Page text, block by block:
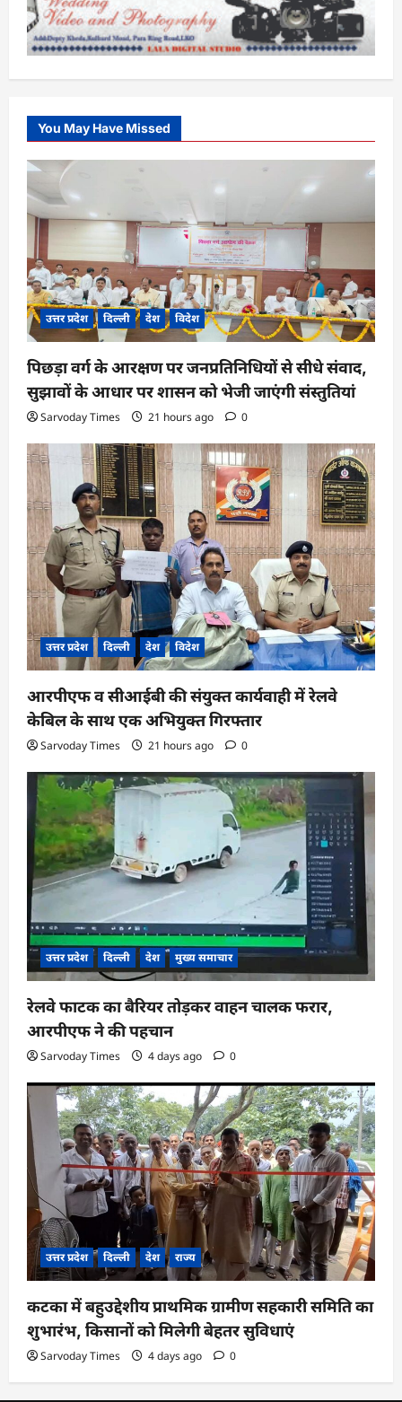
You May Have Missed
उत्तर प्रदेश दिल्ली देश विदेश
पिछड़ा वर्ग के आरक्षण पर जनप्रतिनिधियों से सीधे संवाद,
सुझावों के आधार पर शासन को भेजी जाएंगी संस्तुतियां
Sarvoday Times 21 hours ago 0
उत्तर प्रदेश दिल्ली देश विदेश
आरपीएफ व सीआईबी की संयुक्त कार्यवाही में रेलवे
केबिल के साथ एक अभियुक्त गिरफ्तार
Sarvoday Times 21 hours ago 0
उत्तर प्रदेश दिल्ली देश मुख्य समाचार
रेलवे फाटक का बैरियर तोड़कर वाहन चालक फरार,
आरपीएफ ने की पहचान
Sarvoday Times 4 days ago 0
उत्तर प्रदेश दिल्ली देश राज्य
कटका में बहुउद्देशीय प्राथमिक ग्रामीण सहकारी समिति का
शुभारंभ, किसानों को मिलेगी बेहतर सुविधाएं
Sarvoday Times 4 days ago 0